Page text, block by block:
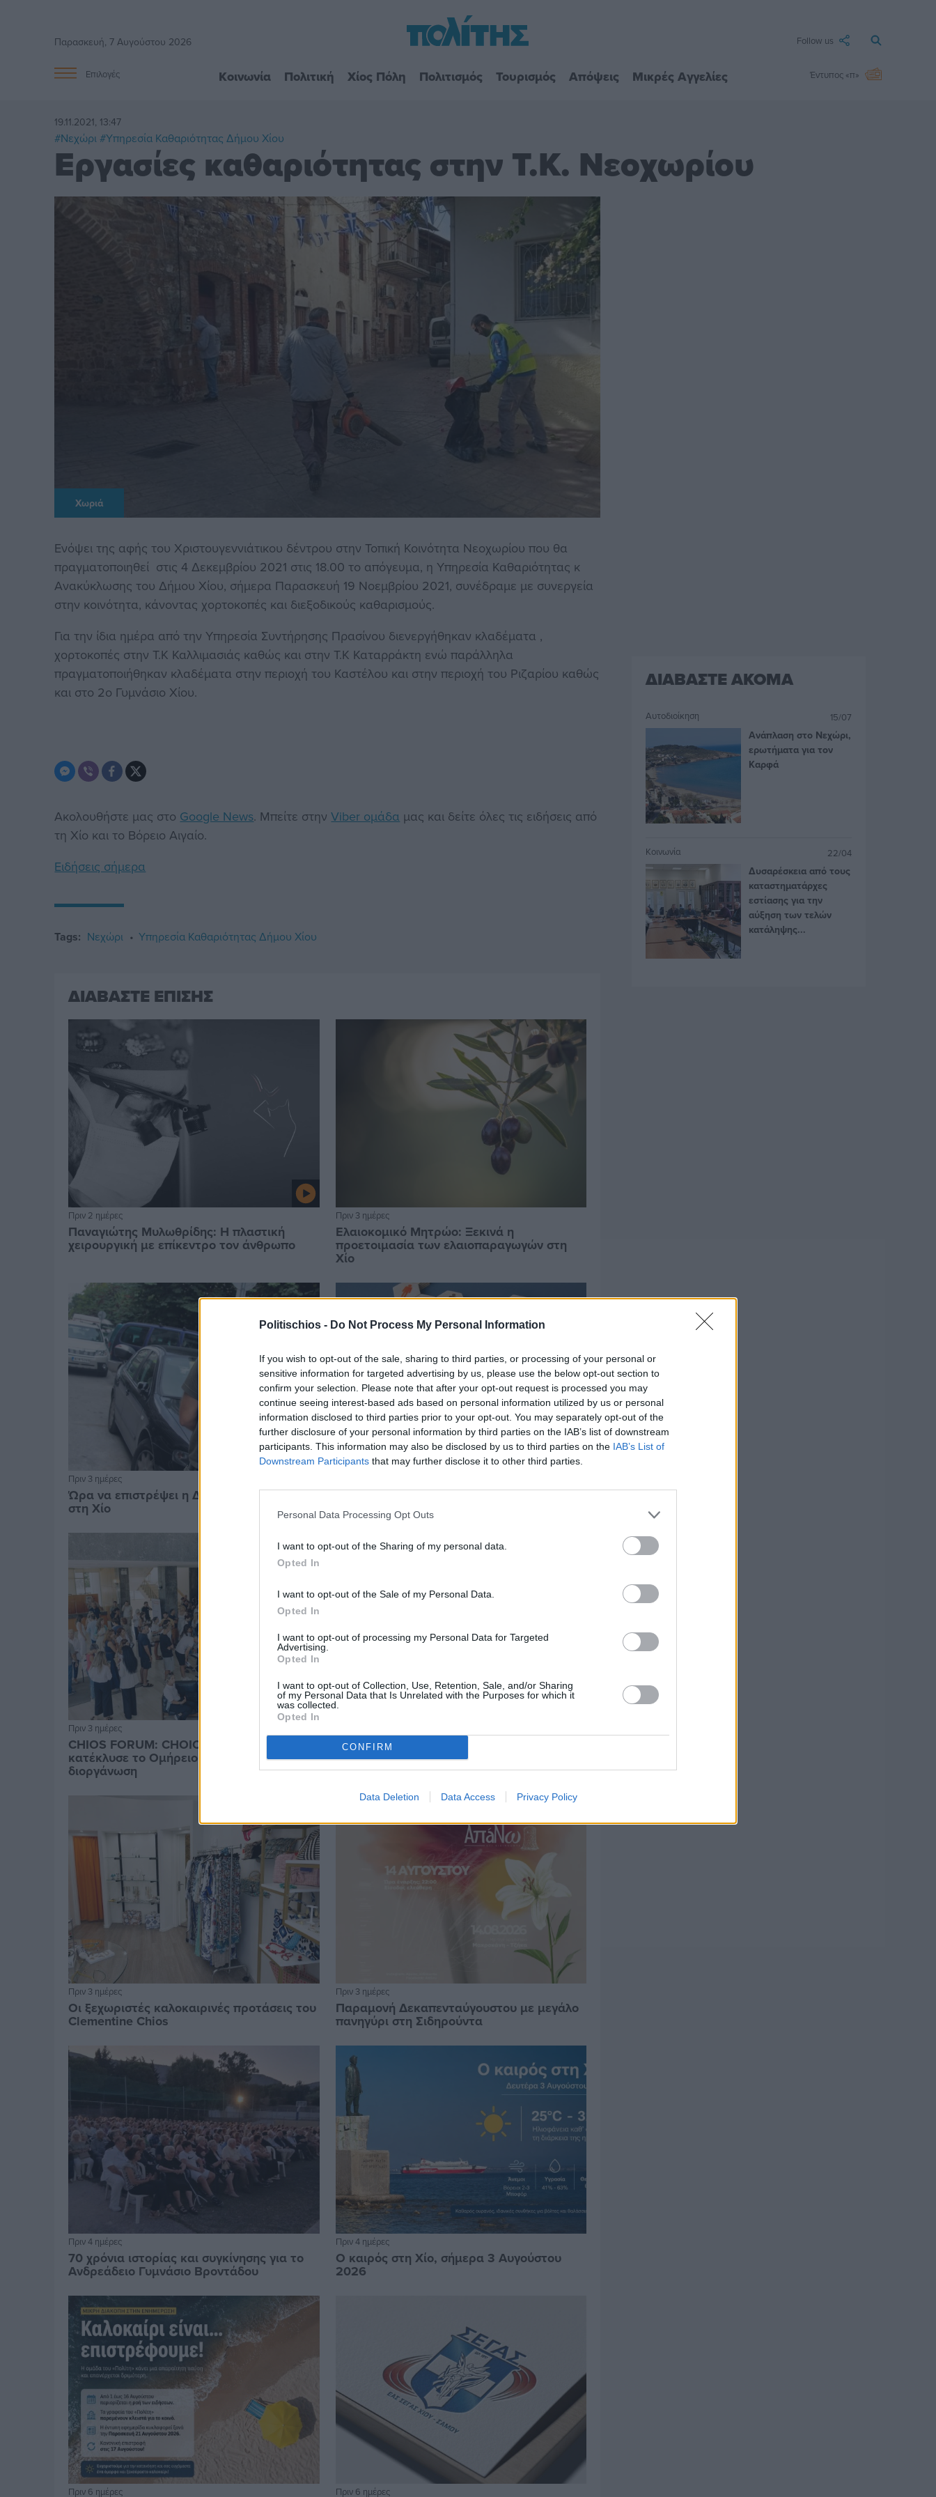
Politischios - Do Not Process My Personal Information
If you wish to opt-out of the sale, sharing to third parties, or processing of your personal or
sensitive information for targeted advertising by us, please use the below opt-out section to
confirm your selection. Please note that after your opt-out request is processed you may
continue seeing interest-based ads based on personal information utilized by us or personal
information disclosed to third parties prior to your opt-out. You may separately opt-out of the
further disclosure of your personal information by third parties on the IAB’s list of downstream
participants. This information may also be disclosed by us to third parties on the IAB’s List of
Downstream Participants that may further disclose it to other third parties.
Personal Data Processing Opt Outs
I want to opt-out of the Sharing of my personal data.
Opted In
I want to opt-out of the Sale of my Personal Data.
Opted In
I want to opt-out of processing my Personal Data for Targeted
Advertising.
Opted In
I want to opt-out of Collection, Use, Retention, Sale, and/or Sharing
of my Personal Data that Is Unrelated with the Purposes for which it
was collected.
Opted In
CONFIRM
Data Deletion Data Access Privacy Policy
Παρασκευή, 7 Αυγούστου 2026 Follow us
Επιλογές Κοινωνία Πολιτική Χίος Πόλη Πολιτισμός Τουρισμός Απόψεις Μικρές Αγγελίες Έντυπος «π»
19.11.2021, 13:47
#Νεχώρι #Υπηρεσία Καθαριότητας Δήμου Χίου
Εργασίες καθαριότητας στην Τ.Κ. Νεοχωρίου
Χωριά
Ενόψει της αφής του Χριστουγεννιάτικου δέντρου στην Τοπική Κοινότητα Νεοχωρίου που θα
πραγματοποιηθεί στις 4 Δεκεμβρίου 2021 στις 18.00 το απόγευμα, η Υπηρεσία Καθαριότητας κ
Ανακύκλωσης του Δήμου Χίου, σήμερα Παρασκευή 19 Νοεμβρίου 2021, συνέδραμε με συνεργεία
στην κοινότητα, κάνοντας χορτοκοπές και διεξοδικούς καθαρισμούς.
Για την ίδια ημέρα από την Υπηρεσία Συντήρησης Πρασίνου διενεργήθηκαν κλαδέματα ,
χορτοκοπές στην Τ.Κ Καλλιμασιάς καθώς και στην Τ.Κ Καταρράκτη ενώ παράλληλα
πραγματοποιήθηκαν κλαδέματα στην περιοχή του Καστέλου και στην περιοχή του Ριζαρίου καθώς
και στο 2ο Γυμνάσιο Χίου.
Ακολουθήστε μας στο Google News. Μπείτε στηνViber ομάδα μας και δείτε όλες τις ειδήσεις από
τη Χίο και το Βόρειο Αιγαίο.
Ειδήσεις σήμερα
Tags: Νεχώρι Υπηρεσία Καθαριότητας Δήμου Χίου
ΔΙΑΒΑΣΤΕ ΕΠΙΣΗΣ
Πριν 2 ημέρες
Παναγιώτης Μυλωθρίδης: Η πλαστική
χειρουργική με επίκεντρο τον άνθρωπο
Πριν 3 ημέρες
Ελαιοκομικό Μητρώο: Ξεκινά η
προετοιμασία των ελαιοπαραγωγών στη
Χίο
Πριν 3 ημέρες
Ώρα να επιστρέψει η Δημοτική Αστυνομία
στη Χίο
Αδειάζουν τα νησιά – Το δημογραφικό στο
«κόκκινο»
Πριν 3 ημέρες
CHIOS FORUM: CHOICES- Πλήθος κόσμου
κατέκλυσε το Ομήρειο για την μεγάλη
διοργάνωση
Οδηγοί Δασικών Υπηρεσιών: Ζητούν
ένταξη στο ανθυγιεινό επίδομα
Πριν 3 ημέρες
Οι ξεχωριστές καλοκαιρινές προτάσεις του
Clementine Chios
Πριν 3 ημέρες
Παραμονή Δεκαπενταύγουστου με μεγάλο
πανηγύρι στη Σιδηρούντα
Πριν 4 ημέρες
70 χρόνια ιστορίας και συγκίνησης για το
Ανδρεάδειο Γυμνάσιο Βροντάδου
Πριν 4 ημέρες
Ο καιρός στη Χίο, σήμερα 3 Αυγούστου
2026
Πριν 6 ημέρες Πριν 6 ημέρες
ΔΙΑΒΑΣΤΕ ΑΚΟΜΑ
Αυτοδιοίκηση 15/07
Ανάπλαση στο Νεχώρι,
ερωτήματα για τον
Καρφά
Κοινωνία 22/04
Δυσαρέσκεια από τους
καταστηματάρχες
εστίασης για την
αύξηση των τελών
κατάληψης...